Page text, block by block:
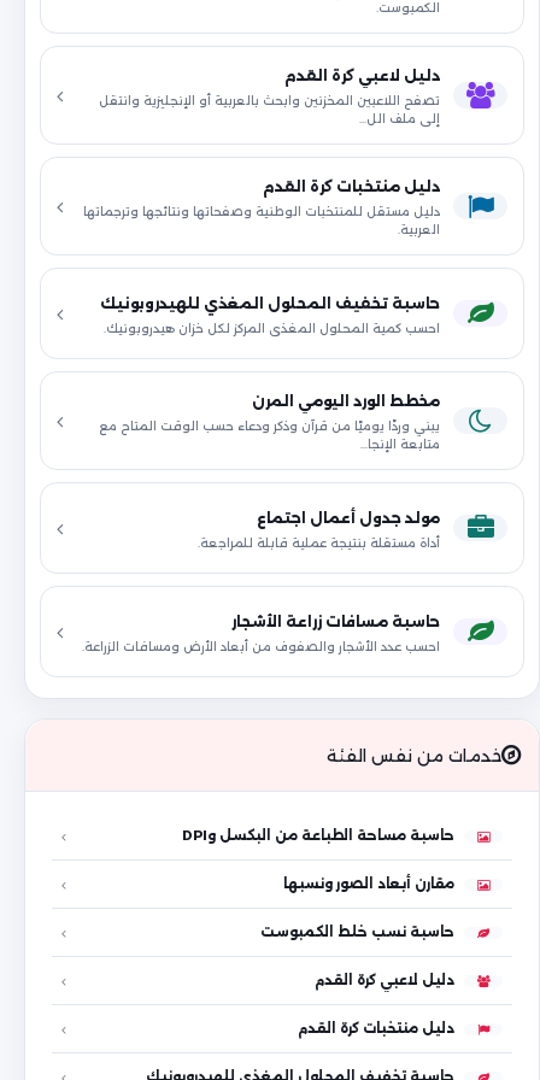
الكمبوست.
دليل لاعبي كرة القدم
تصفح اللاعبين المخزنين وابحث بالعربية أو الإنجليزية وانتقل
إلى ملف الل…
دليل منتخبات كرة القدم
دليل مستقل للمنتخبات الوطنية وصفحاتها ونتائجها وترجماتها
العربية.
حاسبة تخفيف المحلول المغذي للهيدروبونيك
احسب كمية المحلول المغذي المركز لكل خزان هيدروبونيك.
مخطط الورد اليومي المرن
يبني وردًا يوميًا من قرآن وذكر ودعاء حسب الوقت المتاح مع
متابعة الإنجا…
مولد جدول أعمال اجتماع
أداة مستقلة بنتيجة عملية قابلة للمراجعة.
حاسبة مسافات زراعة الأشجار
احسب عدد الأشجار والصفوف من أبعاد الأرض ومسافات الزراعة.
خدمات من نفس الفئة
حاسبة مساحة الطباعة من البكسل وDPI
مقارن أبعاد الصور ونسبها
حاسبة نسب خلط الكمبوست
دليل لاعبي كرة القدم
دليل منتخبات كرة القدم
حاسبة تخفيف المحلول المغذي للهيدروبونيك